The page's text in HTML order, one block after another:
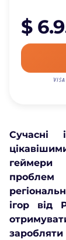
$
Сучасні
геймери
проблем
ігор від